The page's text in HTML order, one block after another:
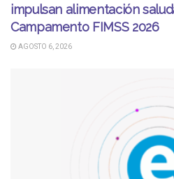
impulsan alimentación
Campamento FIMSS 2026
AGOSTO 6, 2026